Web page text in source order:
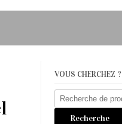
VOUS CHERCHEZ ?
Recherche
pour :
Recherche